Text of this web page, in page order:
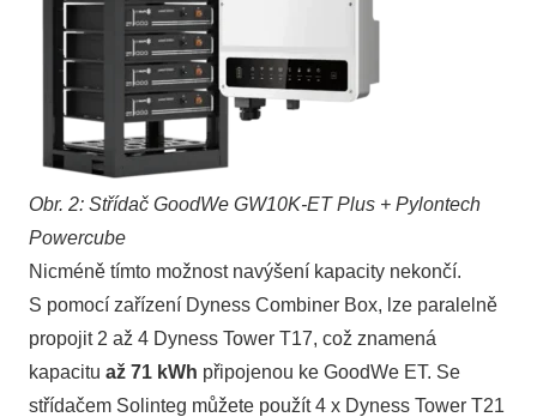
Obr. 2: Střídač GoodWe GW10K-ET Plus + Pylontech
Powercube
Nicméně tímto možnost navýšení kapacity nekončí.
S pomocí zařízení Dyness Combiner Box, lze paralelně
propojit 2 až 4 Dyness Tower T17, což znamená
kapacitu až 71 kWh připojenou ke GoodWe ET. Se
střídačem Solinteg můžete použít 4 x Dyness Tower T21